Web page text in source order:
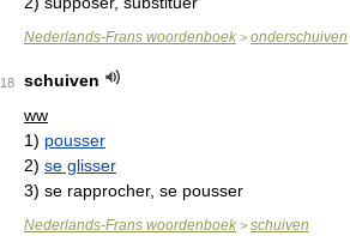
Nederlands-Frans woordenboek > onderschuiven
18
schuiven
ww
1) pousser
2) se glisser
3) se rapprocher, se pousser
Nederlands-Frans woordenboek > schuiven